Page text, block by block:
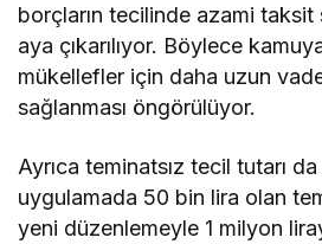
borçların tecilinde azami
aya çıkarılıyor. Böylece
mükellefler için daha uzun
sağlanması öngörülüyor.
Ayrıca teminatsız tecil tutarı da
uygulamada 50 bin lira olan
yeni düzenlemeyle 1 milyon